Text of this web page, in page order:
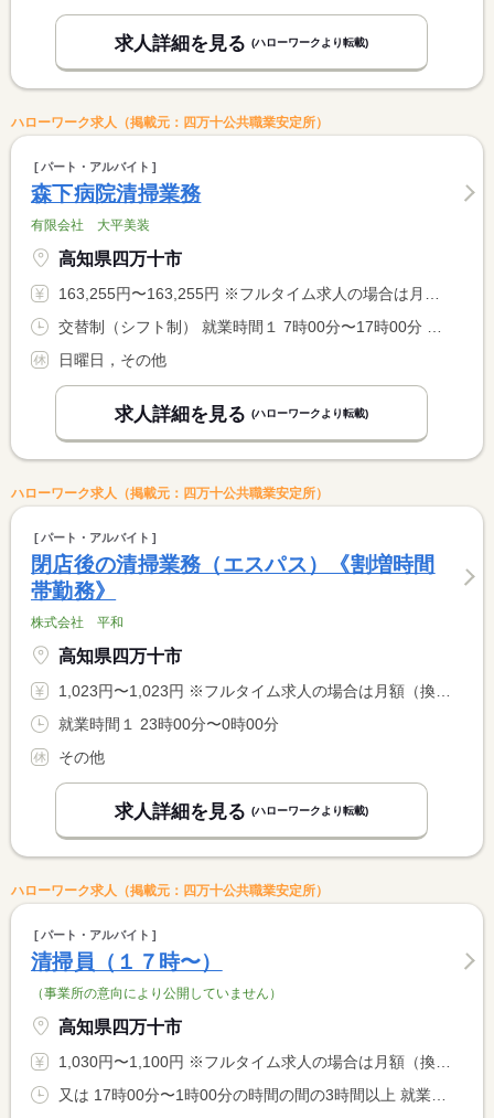
求人詳細を見る (ハローワークより転載)
ハローワーク求人（掲載元：四万十公共職業安定所）
パート・アルバイト
森下病院清掃業務
有限会社 大平美装
高知県四万十市
163,255円〜163,255円 ※フルタイム求人の場合は月額（換算額）、パート求人の場合は時間額を表示しています。
交替制（シフト制） 就業時間１ 7時00分〜17時00分 就業時間２ 7時00分〜12時00分 就業時間に関する特記事項 就業時間（２）が月１、２回あります。 <BR> ※（２）は休憩時間なし
日曜日，その他
求人詳細を見る (ハローワークより転載)
ハローワーク求人（掲載元：四万十公共職業安定所）
パート・アルバイト
閉店後の清掃業務（エスパス）《割増時間
帯勤務》
株式会社 平和
高知県四万十市
1,023円〜1,023円 ※フルタイム求人の場合は月額（換算額）、パート求人の場合は時間額を表示しています。
就業時間１ 23時00分〜0時00分
その他
求人詳細を見る (ハローワークより転載)
ハローワーク求人（掲載元：四万十公共職業安定所）
パート・アルバイト
清掃員（１７時〜）
（事業所の意向により公開していません）
高知県四万十市
1,030円〜1,100円 ※フルタイム求人の場合は月額（換算額）、パート求人の場合は時間額を表示しています。
又は 17時00分〜1時00分の時間の間の3時間以上 就業時間に関する特記事項 就業時間は上記内で３時間以上（休憩は法定通り付与） <BR> ※就業時間は希望に応じます。他の時間帯でも相談に応じます。 <BR> ＊週３０時間未満の勤務